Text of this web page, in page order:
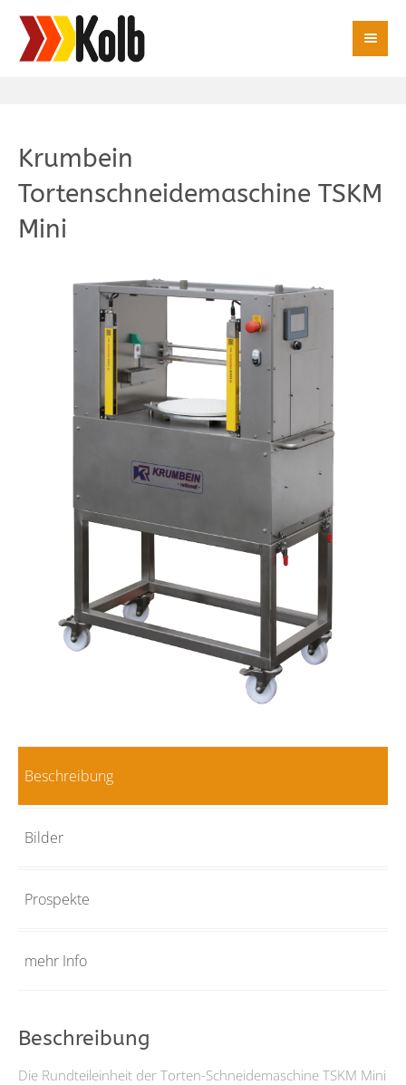
Krumbein
Tortenschneidemaschine TSKM
Mini
Beschreibung
Bilder
Prospekte
mehr Info
Beschreibung
Die Rundteileinheit der Torten-Schneidemaschine TSKM Mini